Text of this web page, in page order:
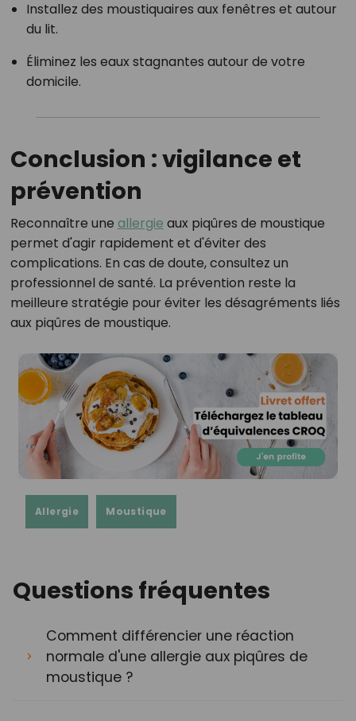
Installez des moustiquaires aux fenêtres et autour
du lit.
Éliminez les eaux stagnantes autour de votre
domicile.
Conclusion : vigilance et
prévention
Reconnaître une allergie aux piqûres de moustique
permet d'agir rapidement et d'éviter des
complications. En cas de doute, consultez un
professionnel de santé. La prévention reste la
meilleure stratégie pour éviter les désagréments liés
aux piqûres de moustique.
Allergie Moustique
Questions fréquentes
Comment différencier une réaction
normale d'une allergie aux piqûres de
moustique ?